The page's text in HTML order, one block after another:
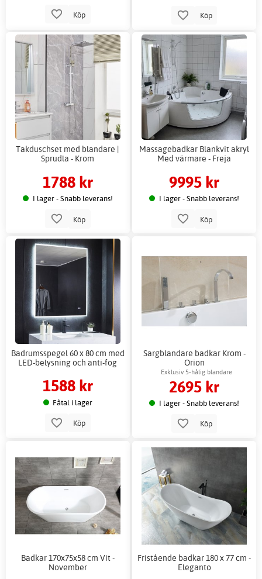
Köp Köp
Takduschset med blandare |
Sprudla - Krom
1788 kr
I lager - Snabb leverans!
Köp
Massagebadkar Blankvit akryl
Med värmare - Freja
9995 kr
I lager - Snabb leverans!
Köp
Badrumsspegel 60 x 80 cm med
LED-belysning och anti-fog
1588 kr
Fåtal i lager
Köp
Sargblandare badkar Krom -
Orion
Exklusiv 5-hålig blandare
2695 kr
I lager - Snabb leverans!
Köp
Badkar 170x75x58 cm Vit -
November
Fristående badkar 180 x 77 cm -
Eleganto